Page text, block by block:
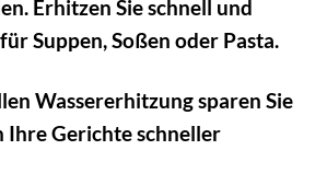
Erhitzen Sie schnell und
Suppen, Soßen oder Pasta.
Wassererhitzung sparen Sie
Ihre Gerichte schneller